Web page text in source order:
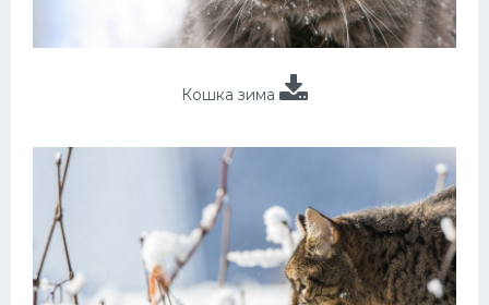
Кошка зима